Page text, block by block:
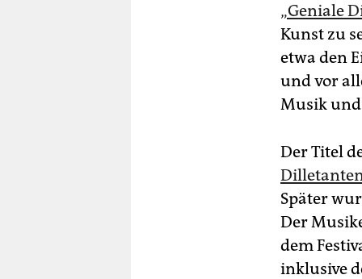
„Geniale
Kunst zu
etwa den
und vor
Musik
Der Titel
Später
Der
dem
inklusive